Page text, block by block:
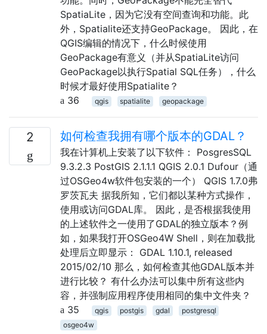
SpatiaLite，因为它没有空间查询和功能。此
外，Spatialite还支持GeoPackage。 因此，在
QGIS编辑的情况下，什么时候使用
GeoPackage有意义（并从SpatiaLite访问
GeoPackage以执行Spatial SQL任务），什么
时候才最好使用Spatialite？
36
qgis spatialite geopackage
2 如何检查我拥有哪个版本的GDAL？
我在计算机上安装了以下软件： PosgresSQL
9.3.2.3 PostGIS 2.1.1.1 QGIS 2.0.1 Dufour（通
过OSGeo4w软件包安装的一个） QGIS 1.7.0弗
罗茨瓦夫 据我所知，它们都以某种方式操作，
使用或访问GDAL库。 因此，是否根据我使用
的上述软件之一使用了GDAL的独立版本？例
如，如果我打开OSGeo4W Shell，则在加载批
处理后立即显示： GDAL 1.10.1, released
2015/02/10 那么，如何检查其他GDAL版本并
进行比较？ 有什么办法可以集中所有这些内
容，并强制应用程序使用相同的集中文件夹？
35
qgis postgis gdal
postgresql
osgeo4w